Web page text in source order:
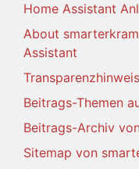
Home Assistant
About
Assistant
Beitrags-Themen
Beitrags-Archiv
Sitemap von